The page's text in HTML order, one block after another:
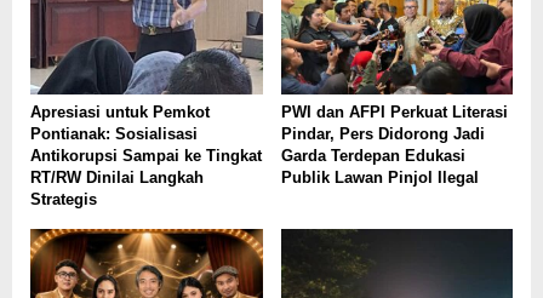
Apresiasi untuk Pemkot
Pontianak: Sosialisasi
Antikorupsi Sampai ke Tingkat
RT/RW Dinilai Langkah
Strategis
PWI dan AFPI Perkuat Literasi
Pindar, Pers Didorong Jadi
Garda Terdepan Edukasi
Publik Lawan Pinjol Ilegal